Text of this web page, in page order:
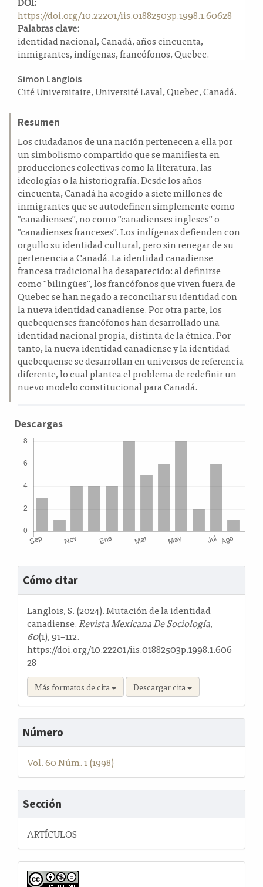
a
l
a
t
e
r
a
l
https://doi.org/10.22201/iis.01882503p.1998.1.60628
Palabras clave:
identidad nacional, Canadá, años cincuenta,
inmigrantes, indígenas, francófonos, Quebec.
Contenido
principal
artículo
Simon Langlois
Cité Universitaire, Université Laval, Quebec, Canadá.
Resumen
Los ciudadanos de una nación pertenecen a ella por
un simbolismo compartido que se manifiesta en
producciones colectivas como la literatura, las
ideologías o la historiografía. Desde los años
cincuenta, Canadá ha acogido a siete millones de
inmigrantes que se autodefinen simplemente como
"canadienses", no como "canadienses ingleses" o
"canadienses franceses". Los indígenas defienden con
orgullo su identidad cultural, pero sin renegar de su
pertenencia a Canadá. La identidad canadiense
francesa tradicional ha desaparecido: al definirse
como "bilingües", los francófonos que viven fuera de
Quebec se han negado a reconciliar su identidad con
la nueva identidad canadiense. Por otra parte, los
quebequenses francófonos han desarrollado una
identidad nacional propia, distinta de la étnica. Por
tanto, la nueva identidad canadiense y la identidad
quebequense se desarrollan en universos de referencia
diferente, lo cual plantea el problema de redefinir un
nuevo modelo constitucional para Canadá.
Descargas
Detalles
del
artículo
Cómo citar
Langlois, S. (2024). Mutación de la identidad
canadiense.Revista Mexicana De Sociología,
60(1), 91–112.
https://doi.org/10.22201/iis.01882503p.1998.1.606
28
Más formatos de cita Descargar cita
Número
Vol. 60 Núm. 1 (1998)
Sección
ARTÍCULOS